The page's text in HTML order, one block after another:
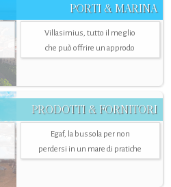
PORTI & MARINA
Villasimius, tutto il meglio
che può offrire un approdo
PRODOTTI & FORNITORI
Egaf, la bussola per non
perdersi in un mare di pratiche